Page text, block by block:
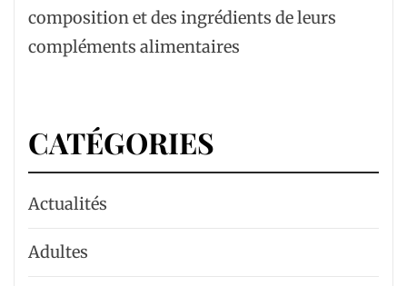
composition et des ingrédients de leurs
compléments alimentaires
CATÉGORIES
Actualités
Adultes